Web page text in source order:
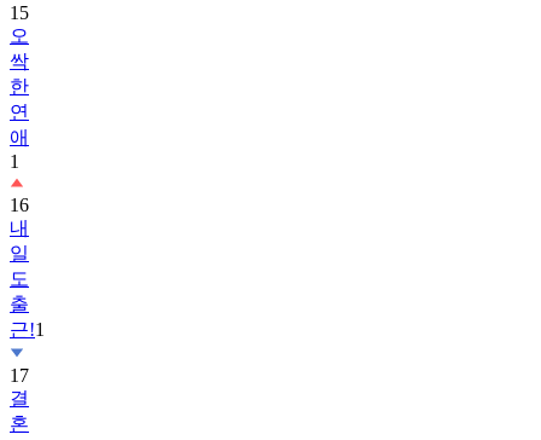
15
오
싹
한
연
애
1
16
내
일
도
출
근!1
17
결
혼